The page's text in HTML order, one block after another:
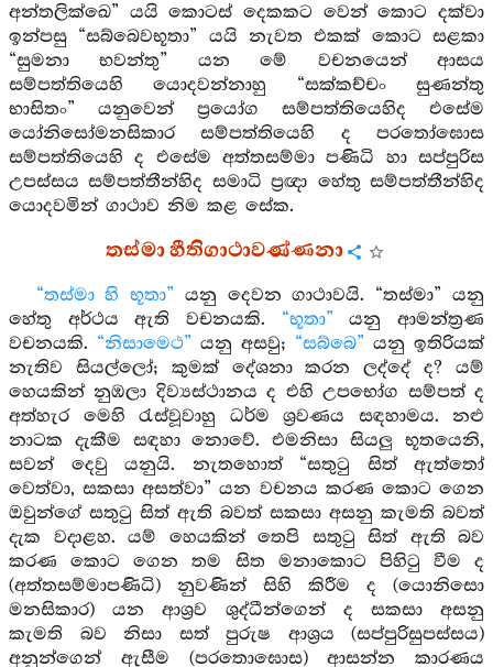
අන්තලික්ඛෙ” යයි කොටස් දෙකකට වෙන් කොට දක්වා
ඉන්පසු “සබ්බෙවභූතා” යයි නැවත එකක් කොට සළකා
“සුමනා භවන්තු” යන මේ වචනයෙන් ආසය
සම්පත්තියෙහි යොදවන්නාහු “සක්කච්චං සුණන්තු
භාසිතං” යනුවෙන් ප්‍රයෝග සම්පත්තියෙහිද එසේම
යෝනිසෝමනසිකාර සම්පත්තියෙහි ද පරතෝඝොස
සම්පත්තියෙහි ද එසේම අත්තසම්මා පණිධි හා සප්පුරිස
උපස්සය සම්පත්තීන්හිද සමාධි ප්‍රඥා හේතු සම්පත්තීන්හිද
යොදවමින් ගාථාව නිම කළ සේක.
තස්මා හීතිගාථාවණ්ණනා
“තස්මා හි භූතා” යනු දෙවන ගාථාවයි. “තස්මා” යනු
හේතු අර්ථය ඇති වචනයකි. “භූතා” යනු ආමන්ත්‍රණ
වචනයකි. “නිසාමෙථ” යනු අසවු; “සබ්බෙ” යනු ඉතිරියක්
නැතිව සියල්ලෝ; කුමක් දේශනා කරන ලද්දේ ද? යම්
හෙයකින් නුඹලා දිව්‍යස්ථානය ද එහි උපභෝග සම්පත් ද
අත්හැර මෙහි රැස්වූවාහු ධර්ම ශ්‍රවණය සඳහාමය. නළු
නාටක දැකීම සඳහා නොවේ. එමනිසා සියලු භූතයෙනි,
සවන් දෙවු යනුයි. නැතහොත් “සතුටු සිත් ඇත්තෝ
වෙත්වා, සකසා අසත්වා” යන වචනය කරණ කොට ගෙන
ඔවුන්ගේ සතුටු සිත් ඇති බවත් සකසා අසනු කැමති බවත්
දැක වදාළහ. යම් හෙයකින් තෙපි සතුටු සිත් ඇති බව
කරණ කොට ගෙන තම සිත මනාකොට පිහිටු වීම ද
(අත්තසම්මාපණිධි) නුවණින් සිහි කිරීම ද (යොනිසො
මනසිකාර) යන ආශ්‍රව ශුද්ධීන්ගෙන් ද සකසා අසනු
කැමති බව නිසා සත් පුරුෂ ආශ්‍රය (සප්පුරිසුපස්සය)
අනුන්ගෙන් ඇසීම (පරතොඝොස) ආසන්න කාරණය